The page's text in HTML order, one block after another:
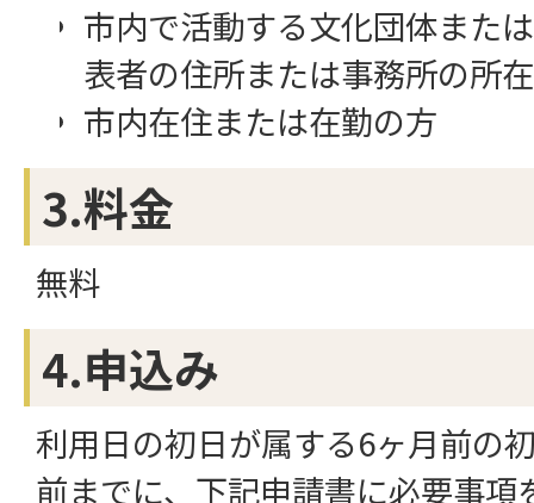
市内で活動する文化団体また
表者の住所または事務所の所
市内在住または在勤の方
3.料金
無料
4.申込み
利用日の初日が属する6ヶ月前の
前までに、下記申請書に必要事項